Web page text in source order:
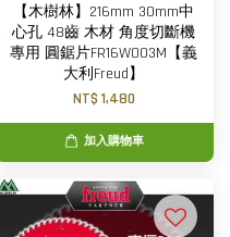
【木樹林】216mm 30mm中
心孔 48齒 木材 角度切斷機
專用 圓鋸片FR16W003M【義
大利Freud】
NT$ 1,480
加入購物車